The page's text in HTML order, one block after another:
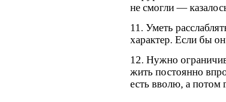
не смогли —
11. Уметь
характер. Если бы
12. Нужно
жить постоянно
есть вволю, а потом